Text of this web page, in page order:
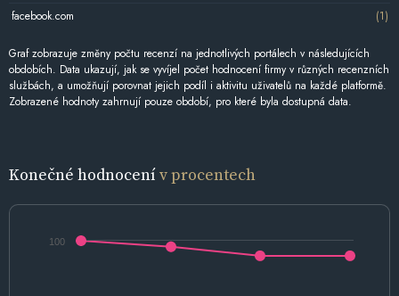
facebook.com
(1)
Graf zobrazuje změny počtu recenzí na jednotlivých portálech v následujících
obdobích. Data ukazují, jak se vyvíjel počet hodnocení firmy v různých recenzních
službách, a umožňují porovnat jejich podíl i aktivitu uživatelů na každé platformě.
Zobrazené hodnoty zahrnují pouze období, pro které byla dostupná data.
Konečné hodnocenív procentech
100